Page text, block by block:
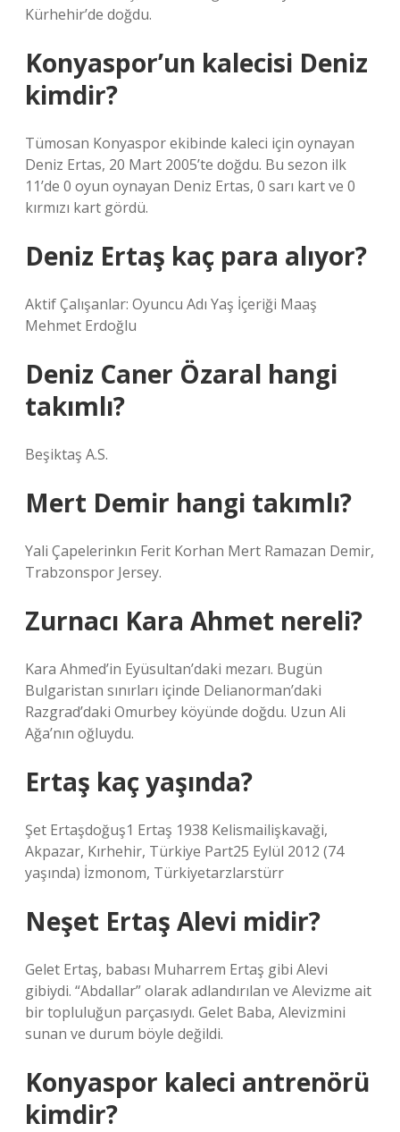
Kürhehir’de doğdu.
Konyaspor’un kalecisi Deniz
kimdir?
Tümosan Konyaspor ekibinde kaleci için oynayan
Deniz Ertas, 20 Mart 2005’te doğdu. Bu sezon ilk
11’de 0 oyun oynayan Deniz Ertas, 0 sarı kart ve 0
kırmızı kart gördü.
Deniz Ertaş kaç para alıyor?
Aktif Çalışanlar: Oyuncu Adı Yaş İçeriği Maaş
Mehmet Erdoğlu
Deniz Caner Özaral hangi
takımlı?
Beşiktaş A.S.
Mert Demir hangi takımlı?
Yali Çapelerinkın Ferit Korhan Mert Ramazan Demir,
Trabzonspor Jersey.
Zurnacı Kara Ahmet nereli?
Kara Ahmed’in Eyüsultan’daki mezarı. Bugün
Bulgaristan sınırları içinde Delianorman’daki
Razgrad’daki Omurbey köyünde doğdu. Uzun Ali
Ağa’nın oğluydu.
Ertaş kaç yaşında?
Şet Ertaşdoğuş1 Ertaş 1938 Kelismailişkavaği,
Akpazar, Kırhehir, Türkiye Part25 Eylül 2012 (74
yaşında) İzmonom, Türkiyetarzlarstürr
Neşet Ertaş Alevi midir?
Gelet Ertaş, babası Muharrem Ertaş gibi Alevi
gibiydi. “Abdallar” olarak adlandırılan ve Alevizme ait
bir topluluğun parçasıydı. Gelet Baba, Alevizmini
sunan ve durum böyle değildi.
Konyaspor kaleci antrenörü
kimdir?